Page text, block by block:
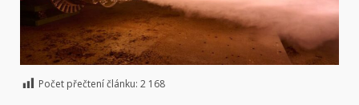
Počet přečtení článku: 2 168